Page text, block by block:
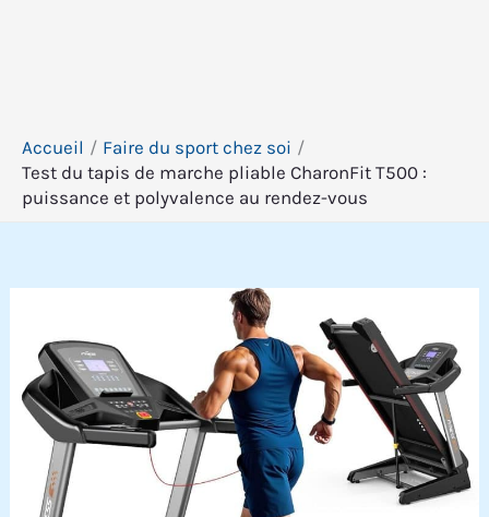
Accueil
Faire du sport chez soi
Test du tapis de marche pliable CharonFit T500 :
puissance et polyvalence au rendez-vous